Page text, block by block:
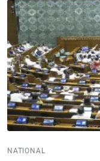
NATIONAL